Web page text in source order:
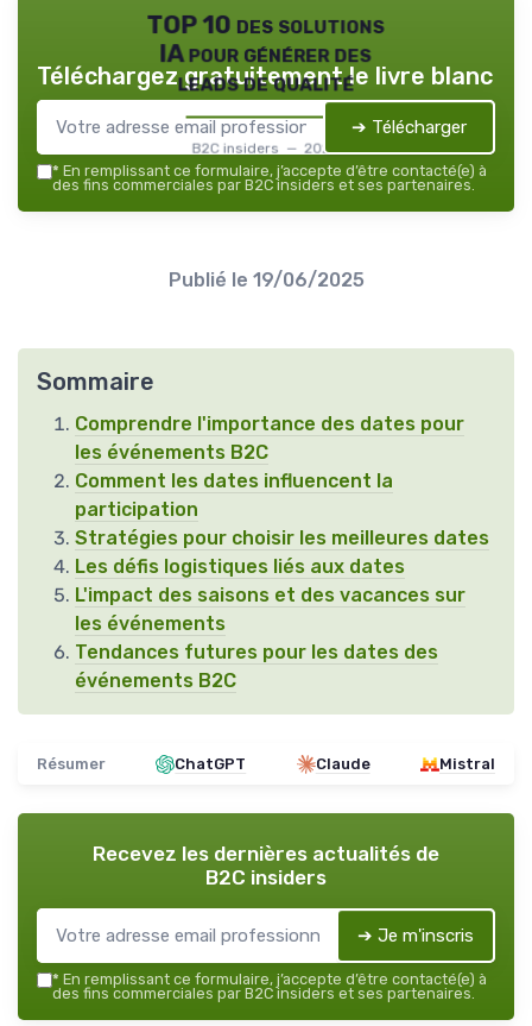
TOP 10 des solutions
IA pour générer des
leads de qualité
B2C insiders — 2026
Téléchargez gratuitement le livre blanc
➔ Télécharger
* En remplissant ce formulaire, j’accepte d’être contacté(e) à
des fins commerciales par B2C insiders et ses partenaires.
Publié le 19/06/2025
Sommaire
Comprendre l'importance des dates pour
les événements B2C
Comment les dates influencent la
participation
Stratégies pour choisir les meilleures dates
Les défis logistiques liés aux dates
L'impact des saisons et des vacances sur
les événements
Tendances futures pour les dates des
événements B2C
Résumer ChatGPT Claude Mistral
Recevez les dernières actualités de
B2C insiders
➔ Je m'inscris
* En remplissant ce formulaire, j’accepte d’être contacté(e) à
des fins commerciales par B2C insiders et ses partenaires.